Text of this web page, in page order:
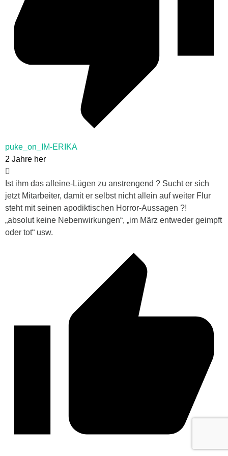
puke_on_IM-ERIKA
2 Jahre her
Ist ihm das alleine-Lügen zu anstrengend ? Sucht er sich
jetzt Mitarbeiter, damit er selbst nicht allein auf weiter Flur
steht mit seinen apodiktischen Horror-Aussagen ?!
„absolut keine Nebenwirkungen“, „im März entweder geimpft
oder tot“ usw.